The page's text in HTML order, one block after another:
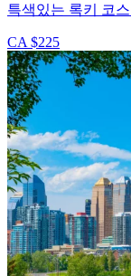
특색있는 록키 코
CA $225